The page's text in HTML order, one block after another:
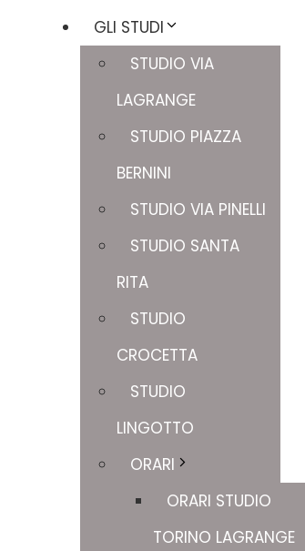
GLI STUDI
STUDIO VIA
LAGRANGE
STUDIO PIAZZA
BERNINI
STUDIO VIA PINELLI
STUDIO SANTA
RITA
STUDIO
CROCETTA
STUDIO
LINGOTTO
ORARI
ORARI STUDIO
TORINO LAGRANGE